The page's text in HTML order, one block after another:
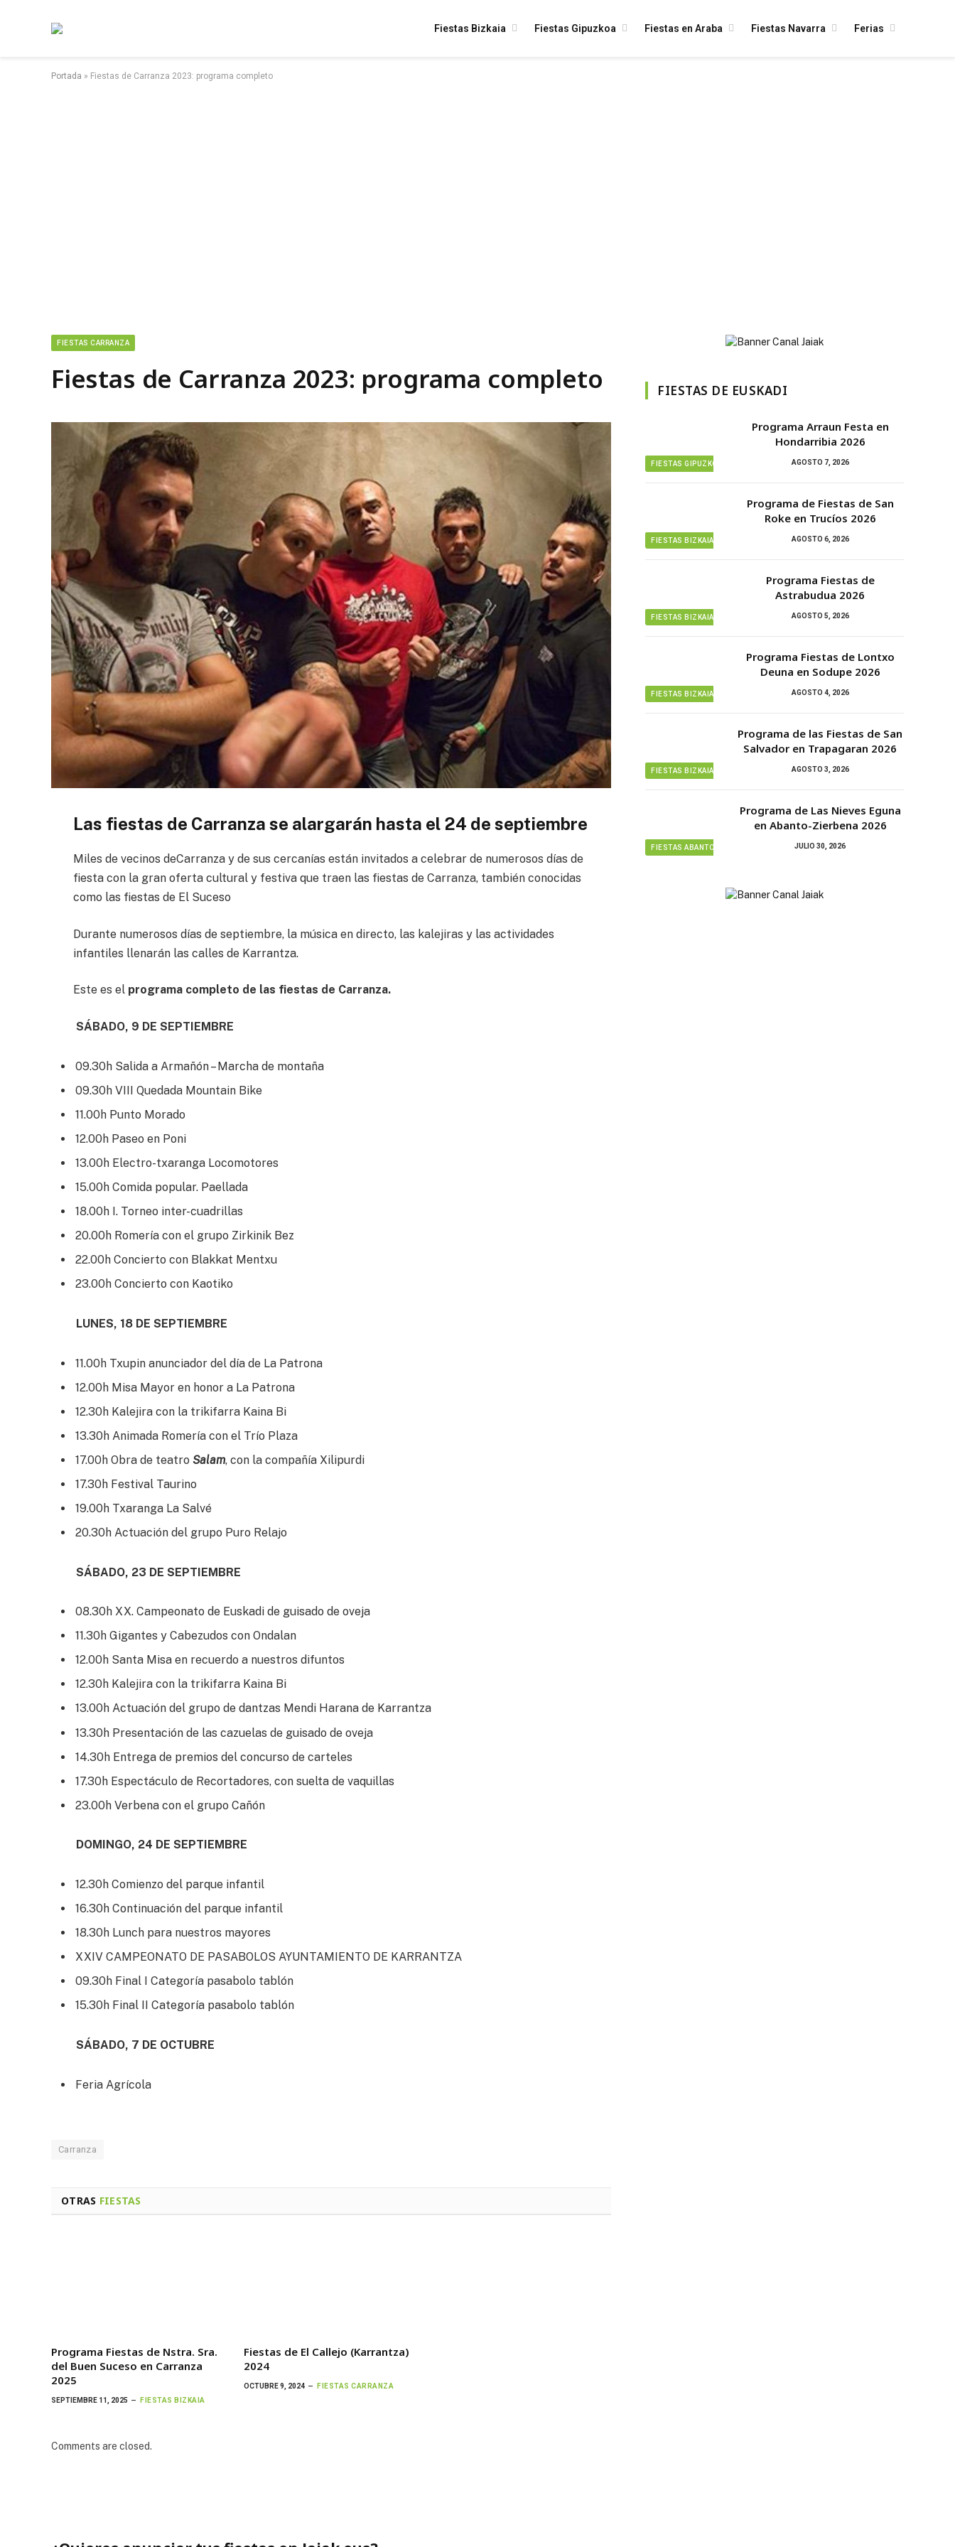
Fiestas Bizkaia Fiestas Gipuzkoa Fiestas en Araba Fiestas Navarra Ferias
Portada » Fiestas de Carranza 2023: programa completo
FIESTAS CARRANZA
Fiestas de Carranza 2023: programa completo
Las fiestas de Carranza se alargarán hasta el 24 de septiembre
Miles de vecinos deCarranza y de sus cercanías están invitados a celebrar de numerosos días de
fiesta con la gran oferta cultural y festiva que traen las fiestas de Carranza, también conocidas
como las fiestas de El Suceso
Durante numerosos días de septiembre, la música en directo, las kalejiras y las actividades
infantiles llenarán las calles de Karrantza.
Este es el programa completo de las fiestas de Carranza.
SÁBADO, 9 DE SEPTIEMBRE
09.30h Salida a Armañón – Marcha de montaña
09.30h VIII Quedada Mountain Bike
11.00h Punto Morado
12.00h Paseo en Poni
13.00h Electro-txaranga Locomotores
15.00h Comida popular. Paellada
18.00h I. Torneo inter-cuadrillas
20.00h Romería con el grupo Zirkinik Bez
22.00h Concierto con Blakkat Mentxu
23.00h Concierto con Kaotiko
LUNES, 18 DE SEPTIEMBRE
11.00h Txupin anunciador del día de La Patrona
12.00h Misa Mayor en honor a La Patrona
12.30h Kalejira con la trikifarra Kaina Bi
13.30h Animada Romería con el Trío Plaza
17.00h Obra de teatro Salam, con la compañía Xilipurdi
17.30h Festival Taurino
19.00h Txaranga La Salvé
20.30h Actuación del grupo Puro Relajo
SÁBADO, 23 DE SEPTIEMBRE
08.30h XX. Campeonato de Euskadi de guisado de oveja
11.30h Gigantes y Cabezudos con Ondalan
12.00h Santa Misa en recuerdo a nuestros difuntos
12.30h Kalejira con la trikifarra Kaina Bi
13.00h Actuación del grupo de dantzas Mendi Harana de Karrantza
13.30h Presentación de las cazuelas de guisado de oveja
14.30h Entrega de premios del concurso de carteles
17.30h Espectáculo de Recortadores, con suelta de vaquillas
23.00h Verbena con el grupo Cañón
DOMINGO, 24 DE SEPTIEMBRE
12.30h Comienzo del parque infantil
16.30h Continuación del parque infantil
18.30h Lunch para nuestros mayores
XXIV CAMPEONATO DE PASABOLOS AYUNTAMIENTO DE KARRANTZA
09.30h Final I Categoría pasabolo tablón
15.30h Final II Categoría pasabolo tablón
SÁBADO, 7 DE OCTUBRE
Feria Agrícola
Carranza
OTRAS FIESTAS
Programa Fiestas de Nstra. Sra.
del Buen Suceso en Carranza
2025
SEPTIEMBRE 11, 2025 FIESTAS BIZKAIA
Fiestas de El Callejo (Karrantza)
2024
OCTUBRE 9, 2024 FIESTAS CARRANZA
Comments are closed.
FIESTAS DE EUSKADI
FIESTAS GIPUZKOA
Programa Arraun Festa en
Hondarribia 2026
AGOSTO 7, 2026
FIESTAS BIZKAIA
Programa de Fiestas de San
Roke en Trucíos 2026
AGOSTO 6, 2026
FIESTAS BIZKAIA
Programa Fiestas de
Astrabudua 2026
AGOSTO 5, 2026
FIESTAS BIZKAIA
Programa Fiestas de Lontxo
Deuna en Sodupe 2026
AGOSTO 4, 2026
FIESTAS BIZKAIA
Programa de las Fiestas de San
Salvador en Trapagaran 2026
AGOSTO 3, 2026
FIESTAS ABANTO ZIERBENA
Programa de Las Nieves Eguna
en Abanto-Zierbena 2026
JULIO 30, 2026